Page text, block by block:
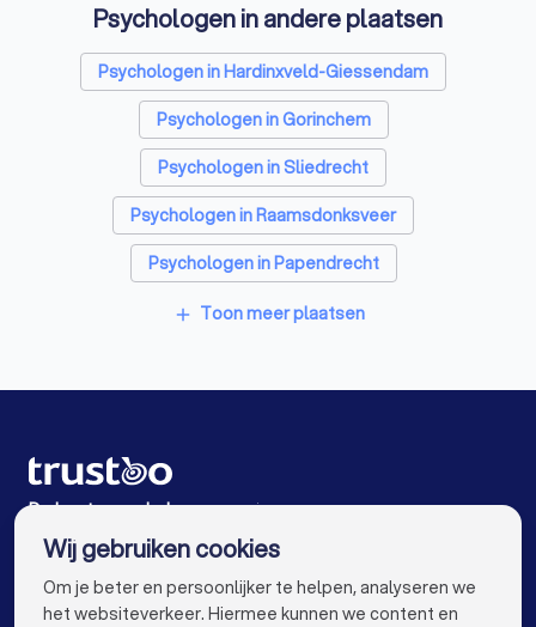
Schoonmaakbedrijven in Werkendam
Airco installateurs in Werkendam
Elektriciens in Werkendam
Energielabel adviseurs in Werkendam
Rijscholen in Werkendam
Advocaten in Werkendam
Psychologen in andere plaatsen
Psychologen in Hardinxveld-Giessendam
Psychologen in Gorinchem
Psychologen in Sliedrecht
Psychologen in Raamsdonksveer
Psychologen in Papendrecht
Psychologen in Dordrecht
Psychologen in Amsterdam
Psychologen in Rotterdam
Psychologen in Den Haag
Psychologen in Utrecht
add Toon meer plaatsen
De beste psychologen voor jou
Wij gebruiken cookies
Om je beter en persoonlijker te helpen, analyseren we
het websiteverkeer. Hiermee kunnen we content en